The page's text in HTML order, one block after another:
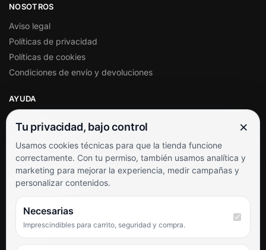
NOSOTROS
Aviso legal
Políticas de privacidad
Políticas de cookies
Condiciones de envío y devoluciones
AYUDA
Soporte al cliente
Contacto
Términos y condiciones
Preguntas frecuentes
SÍGUENOS
Facebook
Tu privacidad, bajo control ×
Usamos cookies técnicas para que la tienda funcione
correctamente. Con tu permiso, también usamos analítica y
marketing para mejorar la experiencia, medir campañas y
personalizar contenidos.
Necesarias
Imprescindibles para carrito, seguridad y compra.